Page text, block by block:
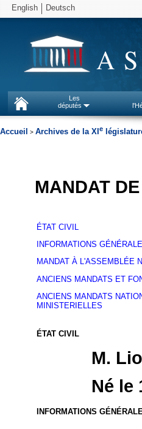
English Deutsch
Les
députés
Accueil > Archives de la XI e
MANDAT
ÉTAT CIVIL
INFORMATIONS
MANDAT À L'ASSEMBLÉE
ANCIENS MANDATS ET
ANCIENS MANDATS
MINISTERIELLES
ÉTAT CIVIL
M.
Né le
INFORMATIONS